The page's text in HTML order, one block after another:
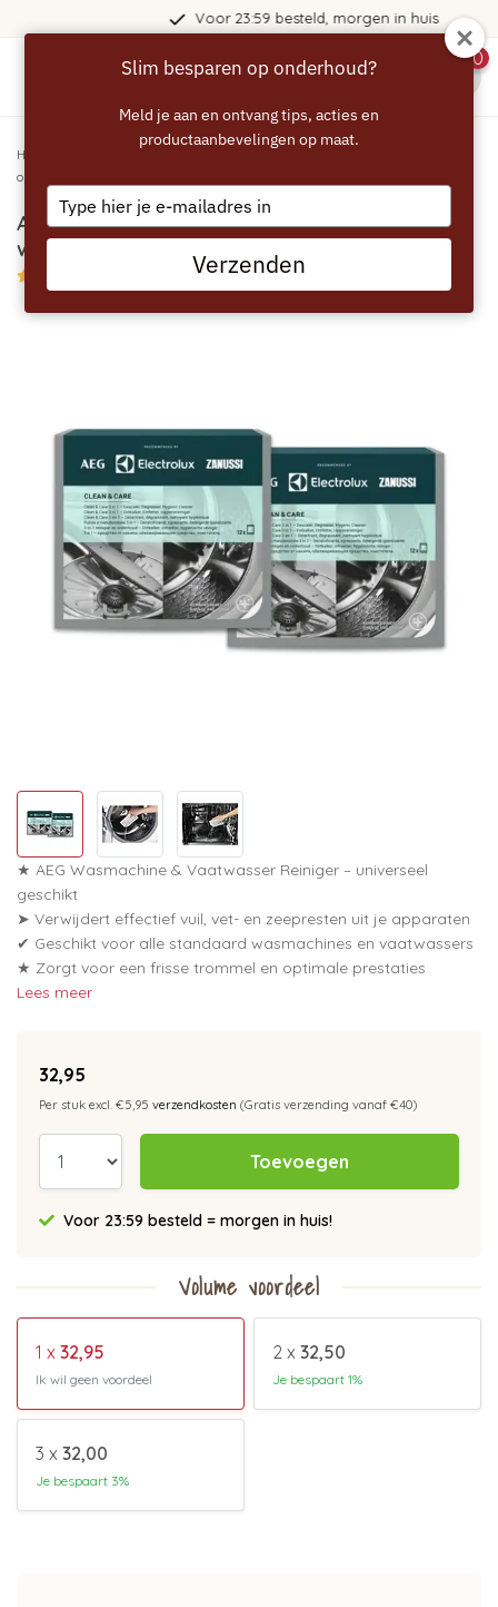
Voor 23:59 besteld, morgen in huis
0
Home
ontkalker
AEG Clean & Care 3in1 - 2x12 stuks - Vaat- en
wasmachine reiniger en ontkalker
4/5 (1 reviews)
★ AEG Wasmachine & Vaatwasser Reiniger – universeel
geschikt
➤ Verwijdert effectief vuil, vet- en zeepresten uit je apparaten
✔ Geschikt voor alle standaard wasmachines en vaatwassers
★ Zorgt voor een frisse trommel en optimale prestaties
Lees meer
32,95
Per stuk excl. €5,95 verzendkosten (Gratis verzending vanaf €40)
Toevoegen
Voor 23:59 besteld = morgen in huis!
Volume voordeel
1 x 32,95
Ik wil geen voordeel
2 x 32,50
Je bespaart 1%
3 x 32,00
Je bespaart 3%
Slim besparen op onderhoud?
Meld je aan en ontvang tips, acties en
productaanbevelingen op maat.
Type
your
email
Verzenden